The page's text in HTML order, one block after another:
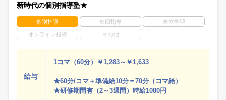
新時代の個別指導塾★
個別指導 集団指導 自立学習
オンライン指導 その他
給与
1コマ（60分）￥1,283～￥1,633
★60分/コマ＋準備給10分＝70分（コマ給）
★研修期間有（2～3週間）時給1080円